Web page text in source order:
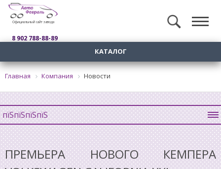
Официальный сайт завода
8 902 788-88-89
КАТАЛОГ
Главная Компания Новости
пїЅпїЅпїЅпїЅ
ПРЕМЬЕРА НОВОГО КЕМПЕРА